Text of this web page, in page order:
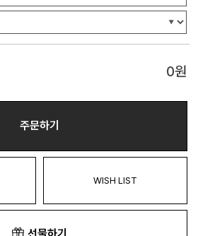
0원
주문하기
WISH LIST